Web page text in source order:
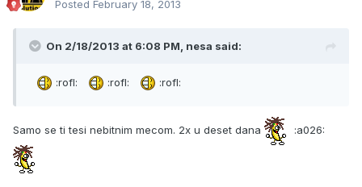
Posted February 18, 2013
On 2/18/2013 at 6:08 PM, nesa said:
:rofl: :rofl: :rofl:
Samo se ti tesi nebitnim mecom. 2x u deset dana :a026: